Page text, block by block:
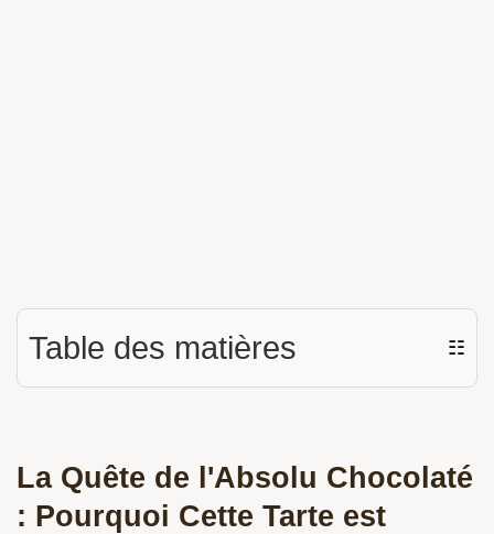
Table des matières ☷
La Quête de l'Absolu Chocolaté
: Pourquoi Cette Tarte est